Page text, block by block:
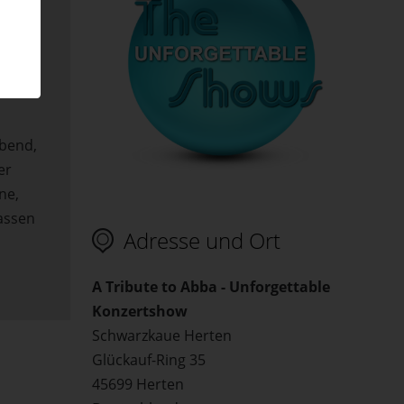
Adresse und Ort
A Tribute to Abba - Unforgettable
Konzertshow
Schwarzkaue Herten
Glückauf-Ring 35
45699 Herten